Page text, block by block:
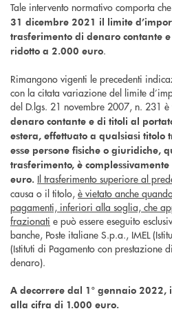
Tale intervento normativo comporta che
31 dicembre 2021 il limite
trasferimento di denaro contante
ridotto a 2.000 euro.
Rimangono vigenti le precedenti
con la citata variazione del limite
del D.lgs. 21 novembre 2007, n. 231 è
denaro contante e di titoli al
estera, effettuato a qualsiasi titolo
esse persone fisiche o giuridiche,
trasferimento, è
euro. Il trasferimento superiore al
causa o il titolo, è vietato anche
pagamenti, inferiori alla soglia, che
frazionati e può essere eseguito
banche, Poste italiane S.p.a., IMEL
(Istituti di Pagamento con prestazione
denaro).
A decorrere dal 1° gennaio
alla cifra di 1.000 euro.